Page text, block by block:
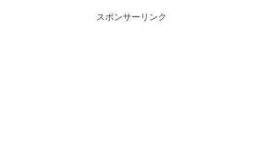
スポンサーリンク